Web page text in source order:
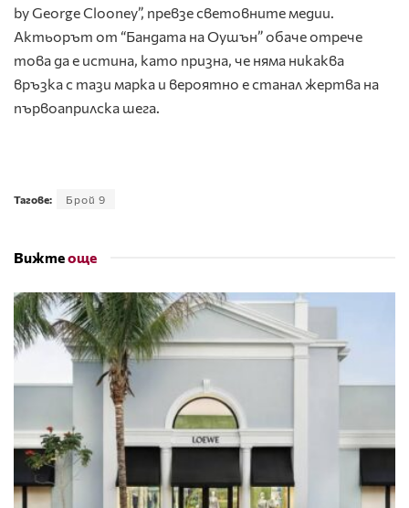
by George Clooney”, превзе световните медии.
Актьорът от “Бандата на Оушън” обаче отрече
това да е истина, като призна, че няма никаква
връзка с тази марка и вероятно е станал жертва на
първоаприлска шега.
Тагове: Брой 9
Вижтеоще